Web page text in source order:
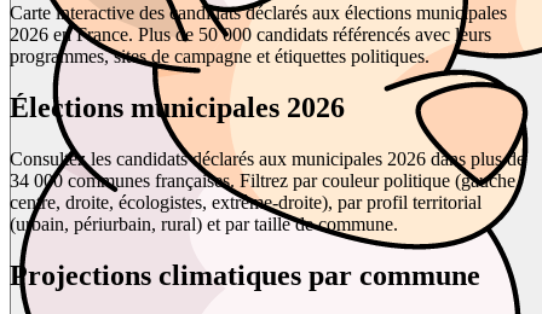
Carte interactive des candidats déclarés aux élections municipales
2026 en France. Plus de 50 000 candidats référencés avec leurs
programmes, sites de campagne et étiquettes politiques.
Élections municipales 2026
Consultez les candidats déclarés aux municipales 2026 dans plus de
34 000 communes françaises. Filtrez par couleur politique (gauche,
centre, droite, écologistes, extrême-droite), par profil territorial
(urbain, périurbain, rural) et par taille de commune.
Projections climatiques par commune